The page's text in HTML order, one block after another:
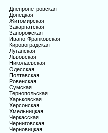
Днепропетровская
Донецкая
Житомирская
Закарпатская
Запорожская
Ивано-Франковская
Кировоградская
Луганская
Львовская
Николаевская
Одесская
Полтавская
Ровенская
Сумская
Тернопольская
Харьковская
Херсонская
Хмельницкая
Черкасская
Черниговская
Черновицкая